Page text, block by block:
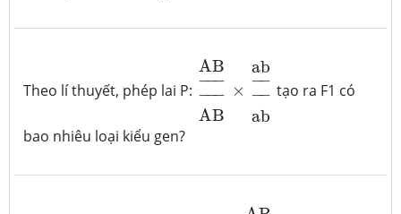
Theo lí thuyết, phép lai P:
AB
−
−−
−
−−
AB
×
ab
−−
−−
ab
AB_ ×
tạo ra F1 có
bao nhiêu loại kiểu gen?
AB_